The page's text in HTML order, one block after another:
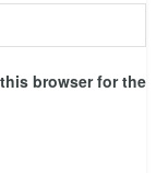
browser for the